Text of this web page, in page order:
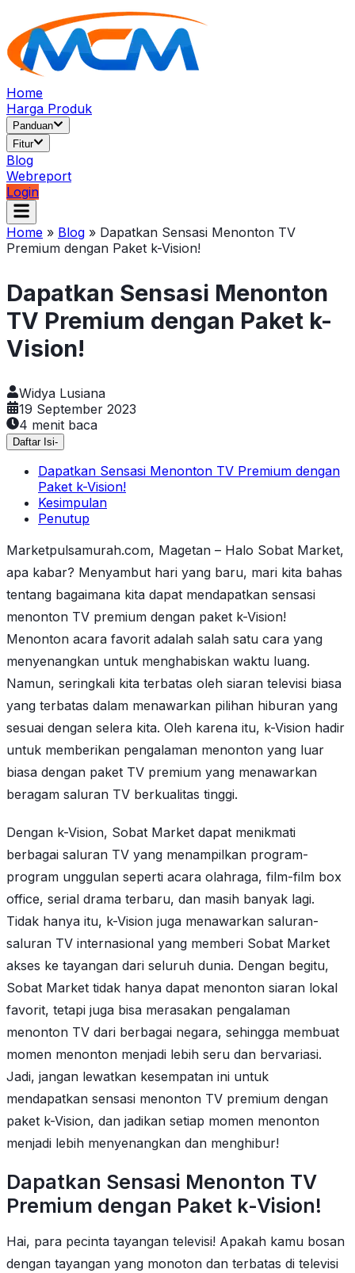
Home
Harga Produk
Panduan
Fitur
Blog
Webreport
Login
Home » Blog » Dapatkan Sensasi Menonton TV
Premium dengan Paket k-Vision!
Dapatkan Sensasi Menonton
TV Premium dengan Paket k-
Vision!
Widya Lusiana
19 September 2023
4 menit baca
Daftar Isi-
Dapatkan Sensasi Menonton TV Premium dengan
Paket k-Vision!
Kesimpulan
Penutup
Marketpulsamurah.com, Magetan – Halo Sobat Market,
apa kabar? Menyambut hari yang baru, mari kita bahas
tentang bagaimana kita dapat mendapatkan sensasi
menonton TV premium dengan paket k-Vision!
Menonton acara favorit adalah salah satu cara yang
menyenangkan untuk menghabiskan waktu luang.
Namun, seringkali kita terbatas oleh siaran televisi biasa
yang terbatas dalam menawarkan pilihan hiburan yang
sesuai dengan selera kita. Oleh karena itu, k-Vision hadir
untuk memberikan pengalaman menonton yang luar
biasa dengan paket TV premium yang menawarkan
beragam saluran TV berkualitas tinggi.
Dengan k-Vision, Sobat Market dapat menikmati
berbagai saluran TV yang menampilkan program-
program unggulan seperti acara olahraga, film-film box
office, serial drama terbaru, dan masih banyak lagi.
Tidak hanya itu, k-Vision juga menawarkan saluran-
saluran TV internasional yang memberi Sobat Market
akses ke tayangan dari seluruh dunia. Dengan begitu,
Sobat Market tidak hanya dapat menonton siaran lokal
favorit, tetapi juga bisa merasakan pengalaman
menonton TV dari berbagai negara, sehingga membuat
momen menonton menjadi lebih seru dan bervariasi.
Jadi, jangan lewatkan kesempatan ini untuk
mendapatkan sensasi menonton TV premium dengan
paket k-Vision, dan jadikan setiap momen menonton
menjadi lebih menyenangkan dan menghibur!
Dapatkan Sensasi Menonton TV
Premium dengan Paket k-Vision!
Hai, para pecinta tayangan televisi! Apakah kamu bosan
dengan tayangan yang monoton dan terbatas di televisi